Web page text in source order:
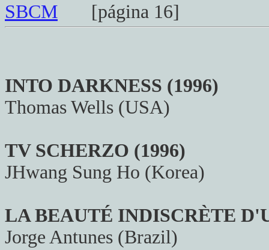
SBCM [página 16]
INTO DARKNESS (1996)
Thomas Wells (USA)
TV SCHERZO (1996)
JHwang Sung Ho (Korea)
LA BEAUTÉ INDISCRÈTE
Jorge Antunes (Brazil)